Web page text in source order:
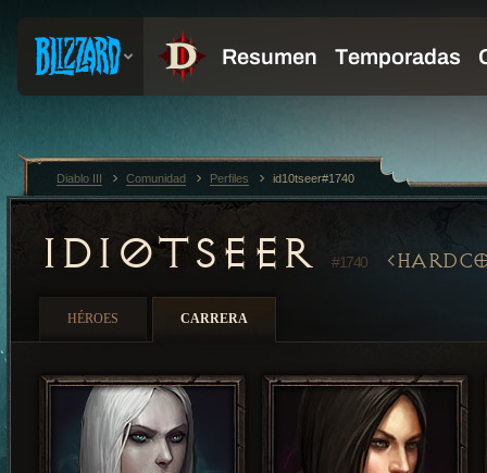
ID10TSEER #1740
HÉROES CARRERA
Diablo III Comunidad Perfiles id10tseer#1740